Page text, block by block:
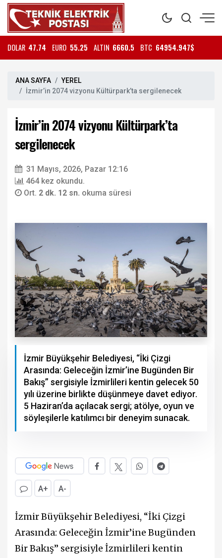
DOLAR 47.74 EURO 55.25 ALTIN 6660.5 BTC 64954.947$
ANA SAYFA
YEREL
İzmir’in 2074 vizyonu Kültürpark’ta sergilenecek
İzmir’in 2074 vizyonu Kültürpark’ta
sergilenecek
31 Mayıs, 2026, Pazar 12:16
464 kez okundu.
Ort. 2 dk. 12 sn. okuma süresi
İzmir Büyükşehir Belediyesi, “İki Çizgi
Arasında: Geleceğin İzmir’ine Bugünden Bir
Bakış” sergisiyle İzmirlileri kentin gelecek 50
yılı üzerine birlikte düşünmeye davet ediyor.
5 Haziran’da açılacak sergi; atölye, oyun ve
söyleşilerle katılımcı bir deneyim sunacak.
A+ A-
İzmir Büyükşehir Belediyesi, “İki Çizgi
Arasında: Geleceğin İzmir’ine Bugünden
Bir Bakış” sergisiyle İzmirlileri kentin